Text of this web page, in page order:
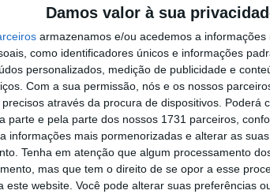
Damos valor à sua
armazenamos e/ou acedemos a
como identificadores únicos e informações
personalizados, medição de publicidade e
Com a sua permissão, nós e os nossos
através da procura de dispositivos. Poderá
parte e pela parte dos nossos 1731 parceiros,
informações mais pormenorizadas e alterar as
Tenha em atenção que algum processamento
mas que tem o direito de se opor a esse
este website. Você pode alterar suas preferências
pela Gresini Ducati nesta temporada.
das quais posso me arrepender no
E acima de tudo, nenhuma delas foi feita